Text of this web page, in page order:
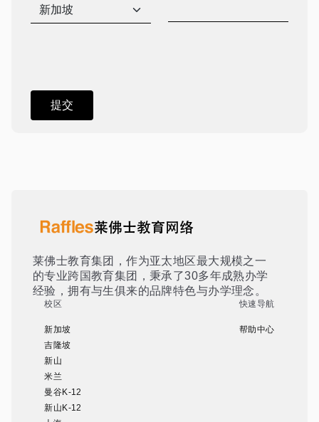
莱佛士教育集团，作为亚太地区最大规模之一
的专业跨国教育集团，秉承了30多年成熟办学
经验，拥有与生俱来的品牌特色与办学理念。
校区
新加坡
吉隆坡
新山
米兰
曼谷K-12
新山K-12
快速导航
帮助中心